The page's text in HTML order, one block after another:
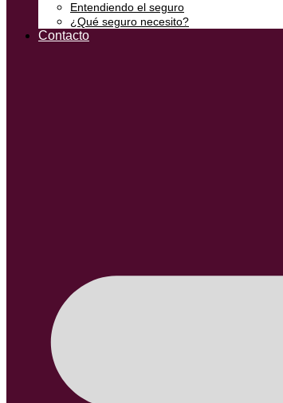
Entendiendo el seguro
¿Qué seguro necesito?
Contacto